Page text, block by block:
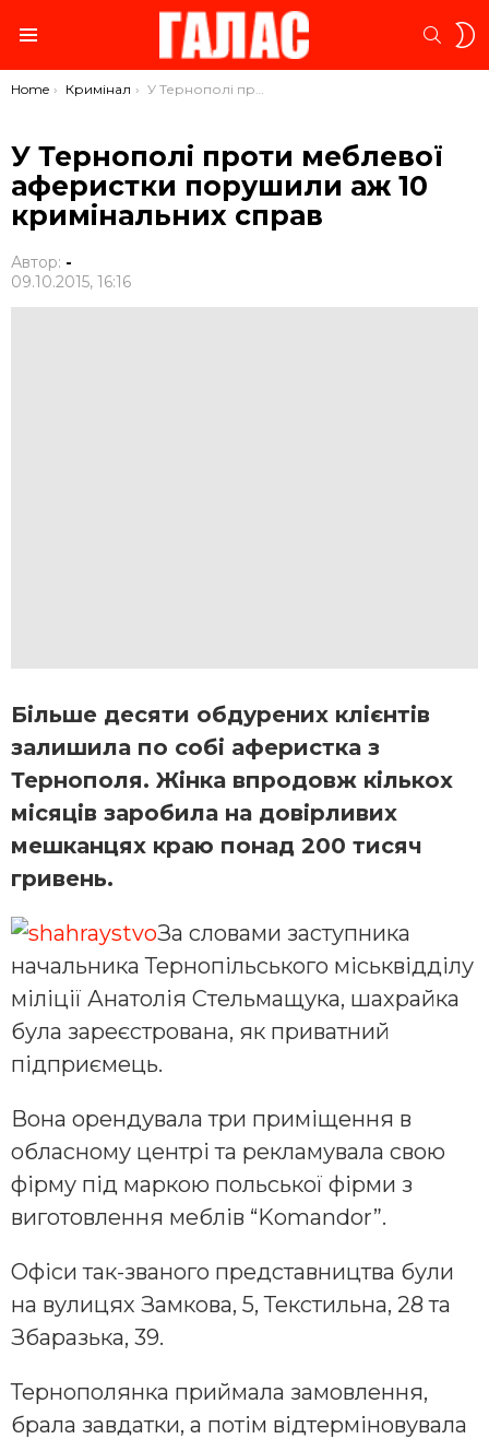
You are here:
Home Кримінал У Тернополі проти меблевої аферистки порушили аж 10 кримінальних справ
У Тернополі проти меблевої
аферистки порушили аж 10
кримінальних справ
Автор: -
09.10.2015, 16:16
Більше десяти обдурених клієнтів
залишила по собі аферистка з
Тернополя. Жінка впродовж кількох
місяців заробила на довірливих
мешканцях краю понад 200 тисяч
гривень.
За словами заступника
начальника Тернопільського міськвідділу
міліції Анатолія Стельмащука, шахрайка
була зареєстрована, як приватний
підприємець.
Вона орендувала три приміщення в
обласному центрі та рекламувала свою
фірму під маркою польської фірми з
виготовлення меблів “Komandor”.
Офіси так-званого представництва були
на вулицях Замкова, 5, Текстильна, 28 та
Збаразька, 39.
Тернополянка приймала замовлення,
брала завдатки, а потім відтерміновувала